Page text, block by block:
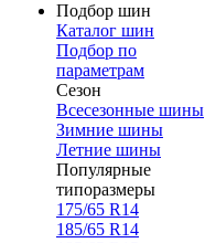
Подбор шин
Каталог шин
Подбор по
параметрам
Сезон
Всесезонные шины
Зимние шины
Летние шины
Популярные
типоразмеры
175/65 R14
185/65 R14